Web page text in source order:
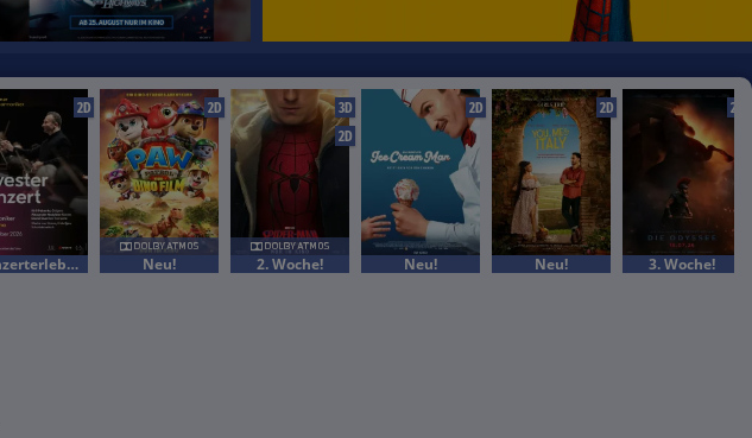
2D
Konzerterlebnis
2D
Neu!
3D
2D
2. Woche!
2D
Neu!
2D
Neu!
2D
3. Woche!